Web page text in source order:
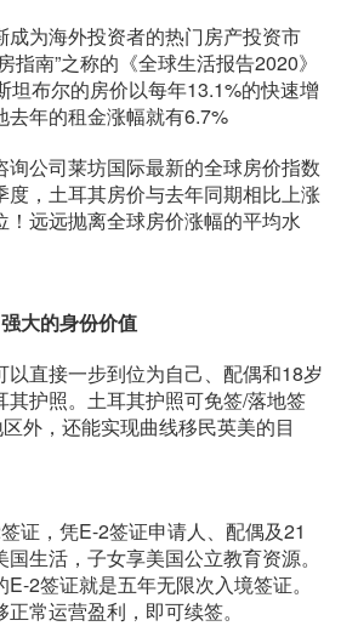
成为海外投资者的热门房产投资市
指南”之称的《全球生活报告2020》
坦布尔的房价以每年13.1%的快速增
去年的租金涨幅就有6.7%
询公司莱坊国际最新的全球房价指数
度，土耳其房价与去年同期相比上涨
！远远抛离全球房价涨幅的平均水
强大的身份价值
以直接一步到位为自己、配偶和18岁
其护照。土耳其护照可免签/落地签
外，还能实现曲线移民英美的目
证，凭E-2签证申请人、配偶及21
生活，子女享美国公立教育资源。
2签证就是五年无限次入境签证。
常运营盈利，即可续签。